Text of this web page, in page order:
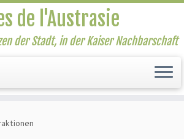
de l'Austrasie
der Stadt, in der Kaiser Nachbarschaft